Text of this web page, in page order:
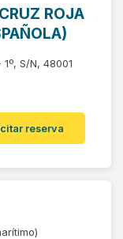
ROJA
S/N, 48001
reserva